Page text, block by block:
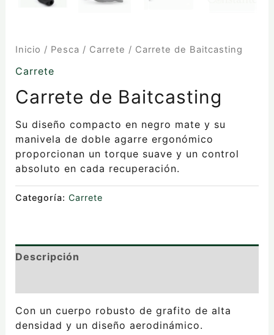
Inicio / Pesca / Carrete / Carrete de Baitcasting
Carrete
Carrete de Baitcasting
Su diseño compacto en negro mate y su
manivela de doble agarre ergonómico
proporcionan un torque suave y un control
absoluto en cada recuperación.
Categoría: Carrete
Descripción
Con un cuerpo robusto de grafito de alta
densidad y un diseño aerodinámico.